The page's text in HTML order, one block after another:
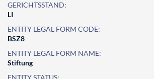
GERICHTSSTAND:
LI
ENTITY LEGAL FORM CODE:
BSZ8
ENTITY LEGAL FORM NAME:
Stiftung
ENTITY STATUS: